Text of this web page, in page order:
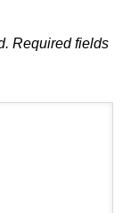
Required fields